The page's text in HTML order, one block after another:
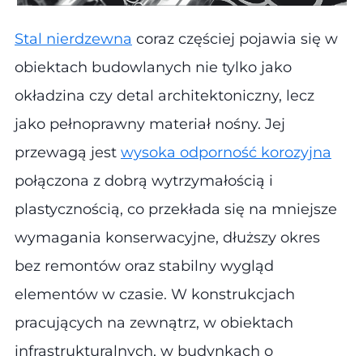
Stal nierdzewna coraz częściej pojawia się w
obiektach budowlanych nie tylko jako
okładzina czy detal architektoniczny, lecz
jako pełnoprawny materiał nośny. Jej
przewagą jest wysoka odporność korozyjna
połączona z dobrą wytrzymałością i
plastycznością, co przekłada się na mniejsze
wymagania konserwacyjne, dłuższy okres
bez remontów oraz stabilny wygląd
elementów w czasie. W konstrukcjach
pracujących na zewnątrz, w obiektach
infrastrukturalnych, w budynkach o